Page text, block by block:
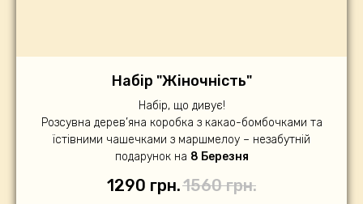
Набір "Жіночність"
Набір, що дивує!
Розсувна дерев’яна коробка з какао-бомбочками та
їстівними чашечками з маршмелоу – незабутній
подарунок на 8 Березня
1290 грн.1560 грн.